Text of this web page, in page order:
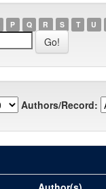
P Q R S T U
Authors/Record: